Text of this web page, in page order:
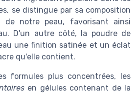
se distingue par sa composition
de notre peau, favorisant ainsi
D'un autre côté, la poudre de
une finition satinée et un éclat
qu'elle contient.
formules plus concentrées, les
en gélules contenant de la